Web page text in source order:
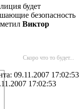
будет
безопасность
Виктор
Скоро что то будет...
09.11.2007 17:02:53
17:02:53